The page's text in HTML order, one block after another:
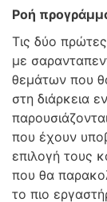
Ροή
Τις δύο
με
θεμάτων που
στη διάρκεια
που έχουν
επιλογή τους
που θα
το πιο